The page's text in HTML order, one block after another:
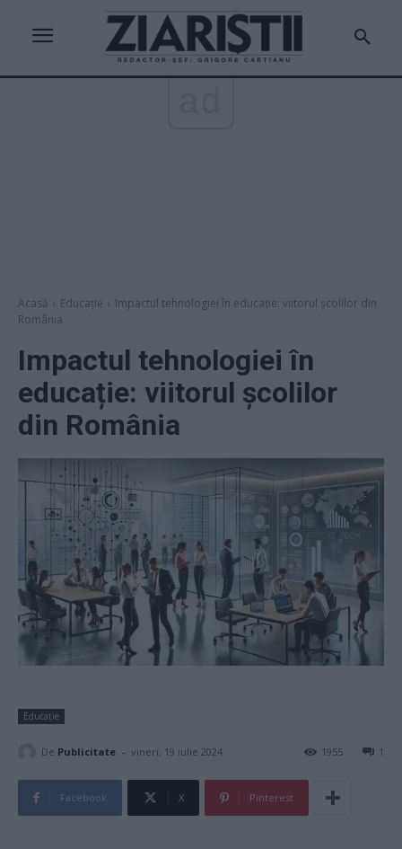
Acasă Educație
Impactul tehnologiei în educație: viitorul școlilor din
România
Impactul tehnologiei în
educație: viitorul școlilor
din România
Educație
De Publicitate - vineri, 19 iulie 2024 1
1955
Facebook X Pinterest